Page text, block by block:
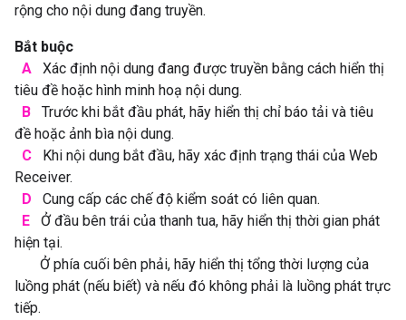
rộng cho nội dung đang truyền.
Bắt buộc
A
Xác định nội dung đang được truyền bằng cách hiển thị
tiêu đề hoặc hình minh hoạ nội dung.
B
Trước khi bắt đầu phát, hãy hiển thị chỉ báo tải và tiêu
đề hoặc ảnh bìa nội dung.
C
Khi nội dung bắt đầu, hãy xác định trạng thái của Web
Receiver.
D
Cung cấp các chế độ kiểm soát có liên quan.
E
Ở đầu bên trái của thanh tua, hãy hiển thị thời gian phát
hiện tại.
Ở phía cuối bên phải, hãy hiển thị tổng thời lượng của
luồng phát (nếu biết) và nếu đó không phải là luồng phát trực
tiếp.